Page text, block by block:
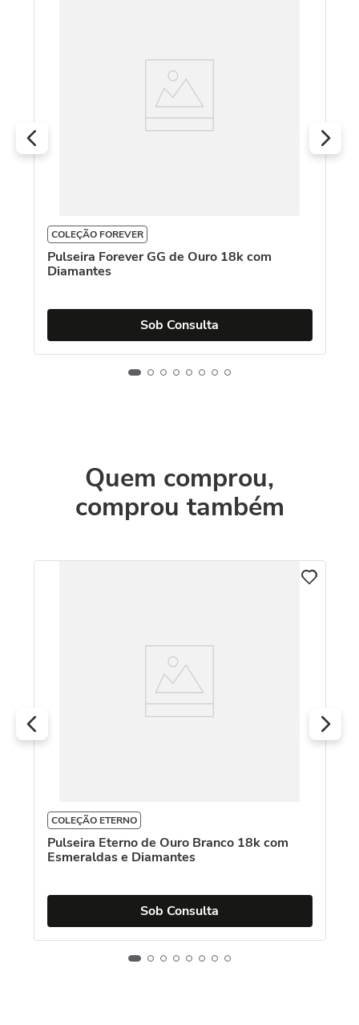
COLEÇÃO FOREVER
Pulseira Forever GG de Ouro 18k com
Diamantes
Sob Consulta
Quem comprou,
comprou também
COLEÇÃO ETERNO
Pulseira Eterno de Ouro Branco 18k com
Esmeraldas e Diamantes
Sob Consulta